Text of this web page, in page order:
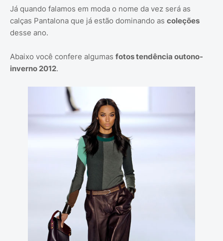
Já quando falamos em moda o nome da vez será as
calças Pantalona que já estão dominando as coleções
desse ano.
Abaixo você confere algumas fotos tendência outono-
inverno 2012.